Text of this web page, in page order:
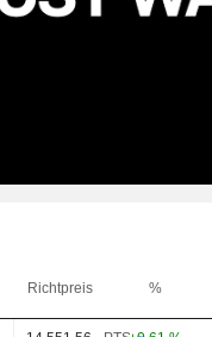
Richtpreis %